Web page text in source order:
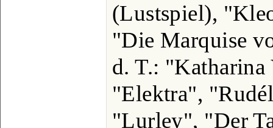
(Lustspiel),
"Die Marquise
d. T.:
"Elektra",
"Lurley", "Der